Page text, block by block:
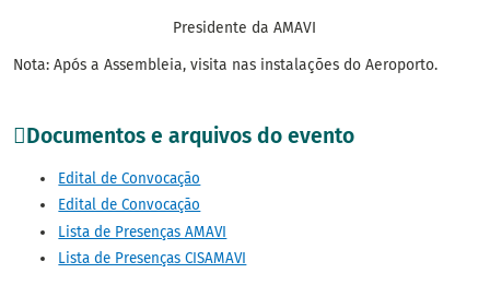
Presidente da AMAVI
Nota: Após a Assembleia, visita nas instalações do Aeroporto.
Documentos e arquivos do evento
Edital de Convocação
Edital de Convocação
Lista de Presenças AMAVI
Lista de Presenças CISAMAVI